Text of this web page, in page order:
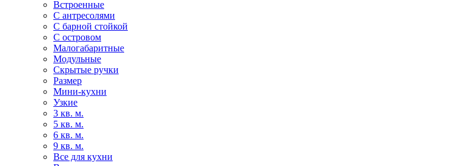
Встроенные
С антресолями
С барной стойкой
С островом
Малогабаритные
Модульные
Скрытые ручки
Размер
Мини-кухни
Узкие
3 кв. м.
5 кв. м.
6 кв. м.
9 кв. м.
Все для кухни